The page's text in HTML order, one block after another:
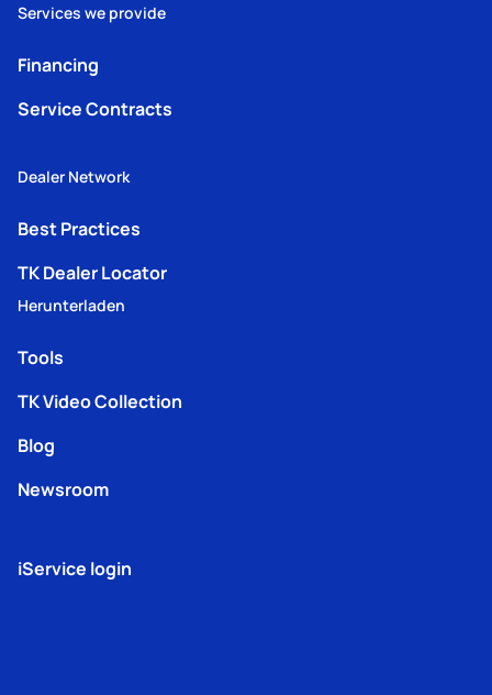
Services we provide
Financing
Service Contracts
Dealer Network
Best Practices
TK Dealer Locator
Herunterladen
Tools
TK Video Collection
Blog
Newsroom
iService login